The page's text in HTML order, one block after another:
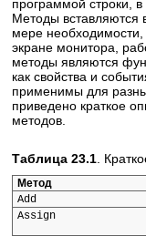
программой строки,
Методы вставляются
мере
экране монитора,
методы являются
как свойства и
применимы для
приведено краткое
методов.
Таблица 23.1 .
Метод
Add
Assign